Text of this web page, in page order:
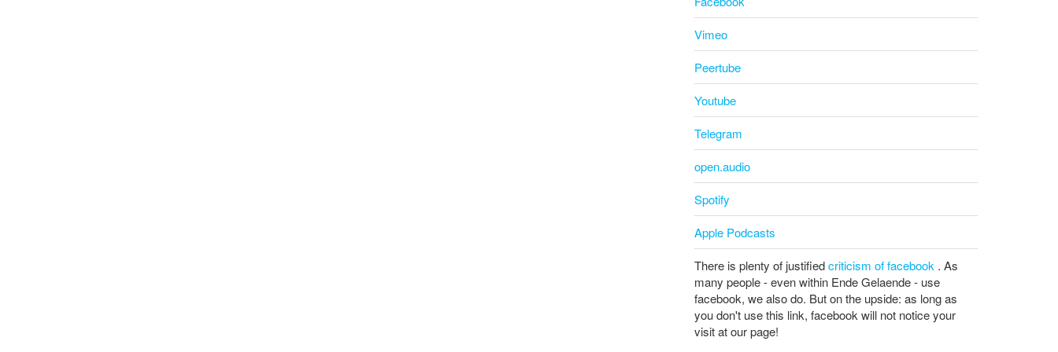
Vimeo
Peertube
Youtube
Telegram
open.audio
Spotify
Apple Podcasts
There is plenty of justifiedcriticism of facebook . As
many people - even within Ende Gelaende - use
facebook, we also do. But on the upside: as long as
you don't use this link, facebook will not notice your
visit at our page!